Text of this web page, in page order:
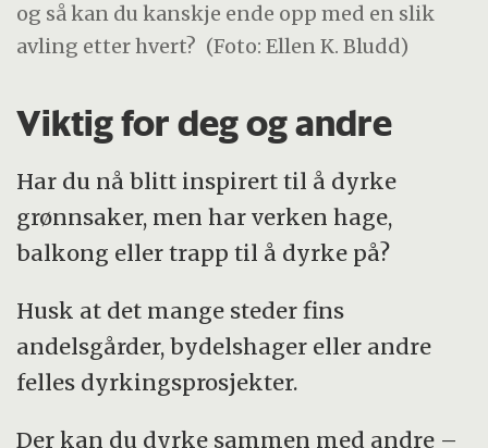
og så kan du kanskje ende opp med en slik
avling etter hvert? (Foto: Ellen K. Bludd)
Viktig for deg og andre
Har du nå blitt inspirert til å dyrke
grønnsaker, men har verken hage,
balkong eller trapp til å dyrke på?
Husk at det mange steder fins
andelsgårder, bydelshager eller andre
felles dyrkingsprosjekter.
Der kan du dyrke sammen med andre –